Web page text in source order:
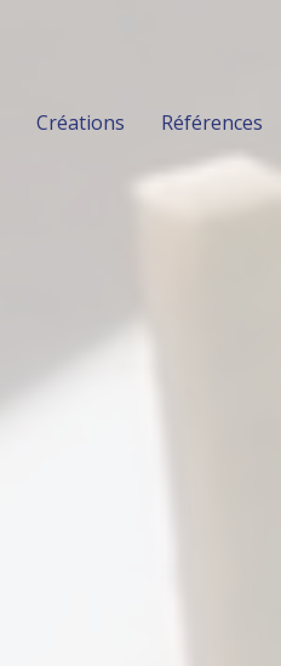
Créations Références